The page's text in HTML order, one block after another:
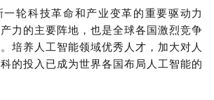
一轮科技革命和产业变革的重要驱动力
力的主要阵地，也是全球各国激烈竞争
培养人工智能领域优秀人才，加大对人
的投入已成为世界各国布局人工智能的